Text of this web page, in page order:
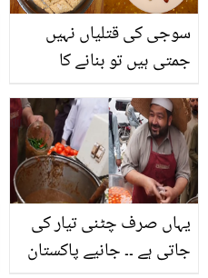
سوجی کی قتلیاں نہیں
جمتی ہیں تو بنانے کا
ٹپ جس سے بنے سوجی
کی قتلیاں بالکل پرفیکٹ
یہاں صرف چٹنی تیار کی
جاتی ہے ۔۔ جانیے پاکستان